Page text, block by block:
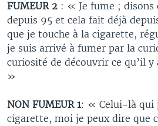
FUMEUR 2 : « Je fume ; disons
depuis 95 et cela fait déjà
que je touche à la cigarette,
je suis arrivé à fumer par la
curiosité de découvrir ce qu’il y
»
NON FUMEUR 1: « Celui-là qui
cigarette, moi je peux dire que